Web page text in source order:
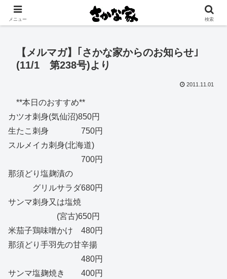
創業大正11年 矢祭町の中心で営む鮮魚店と飲食店
【メルマガ】｢さかな家からのお知らせ｣
(11/1 第238号)より
2011.11.01
**本日のおすすめ**
カツオ刺身(気仙沼)850円
生たこ刺身 750円
スルメイカ刺身(北海道)
700円
那須どり塩麹漬の
グリルサラダ680円
サンマ刺身又は塩焼
(宮古)650円
米茄子鶏味噌かけ 480円
那須どり手羽先の甘辛揚
480円
サンマ塩麹焼き 400円
メニュー 検索